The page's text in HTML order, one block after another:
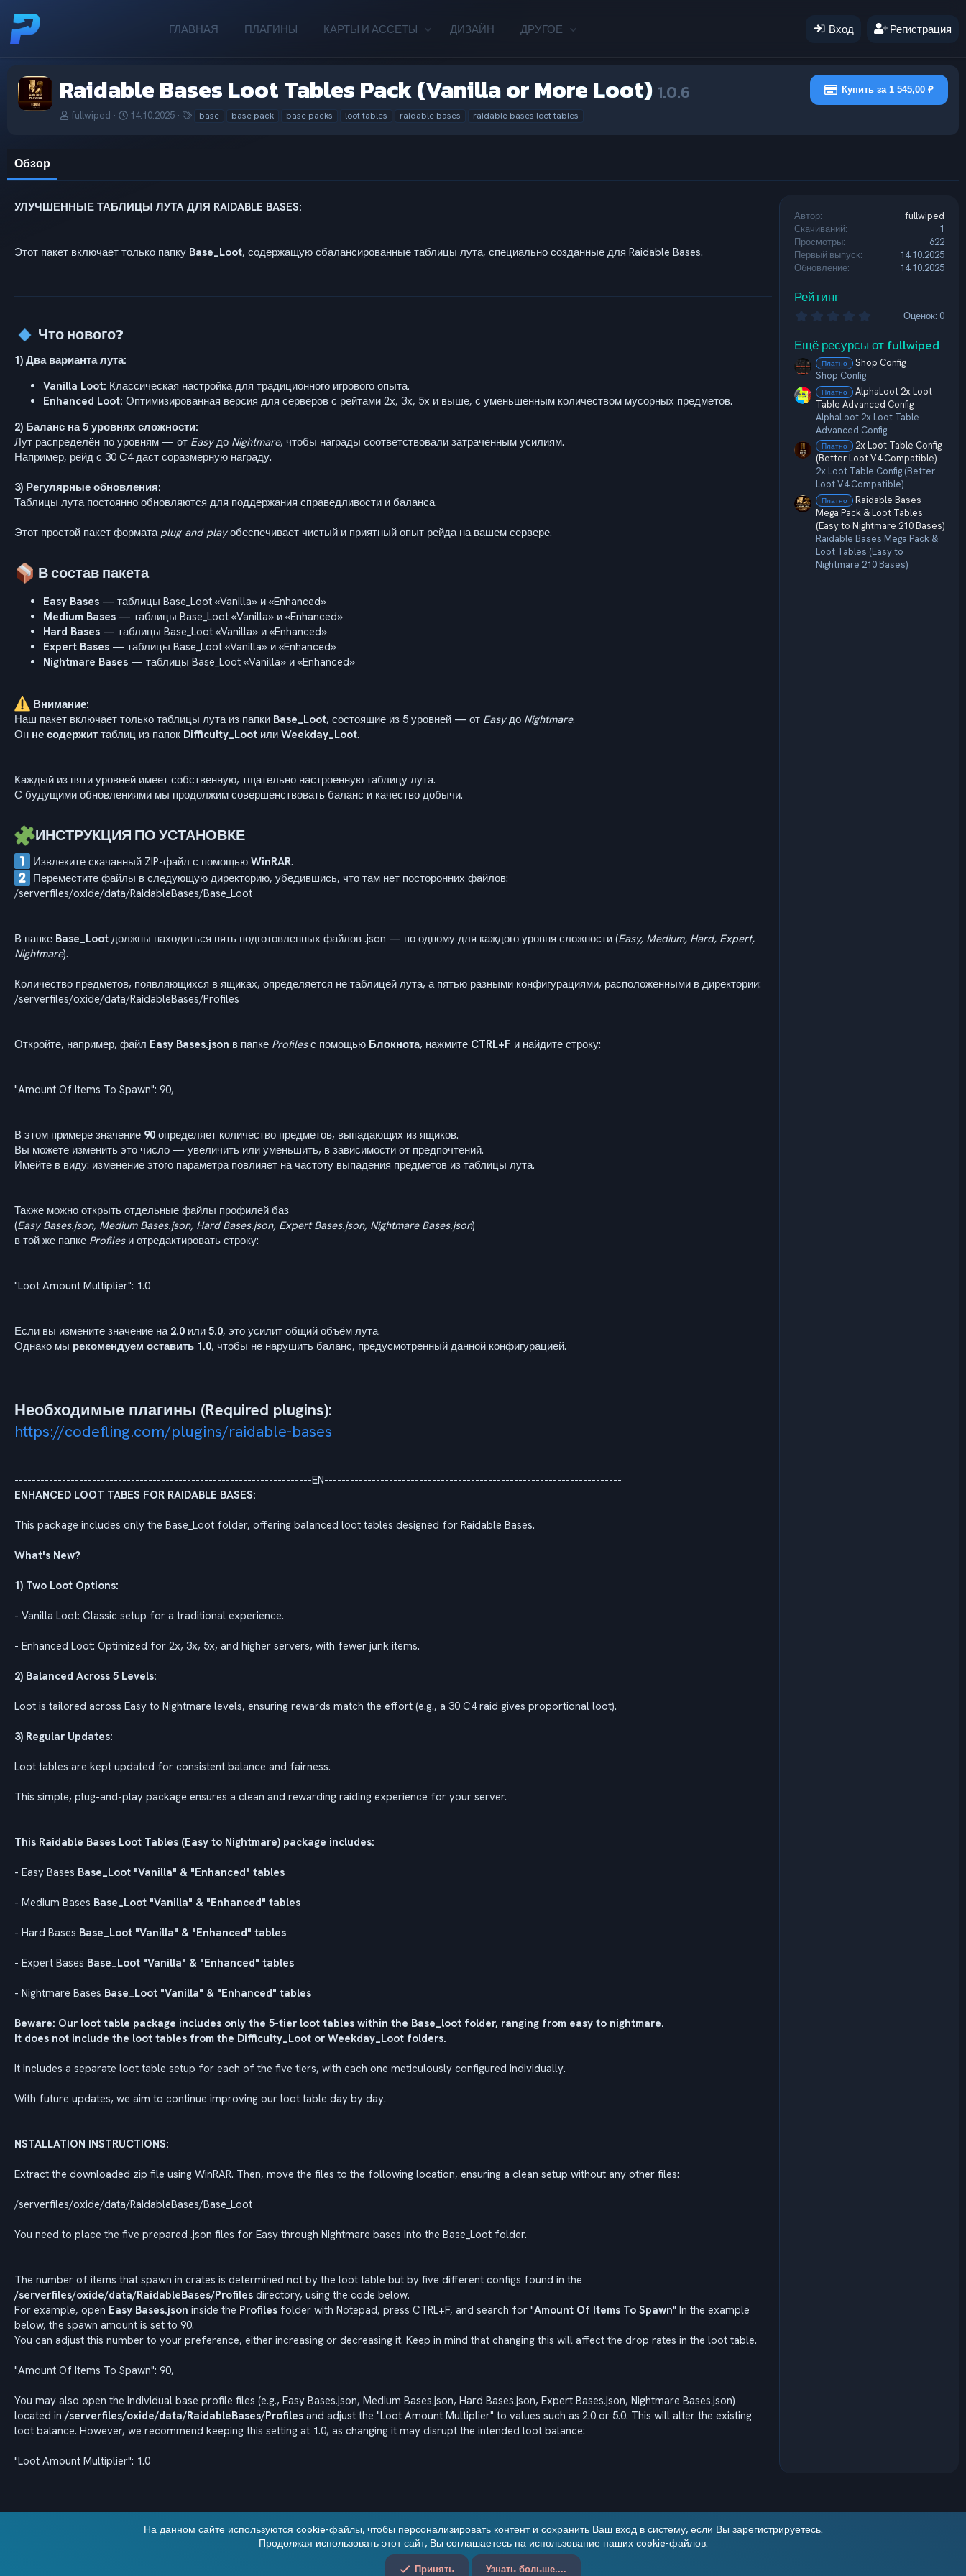
ГЛАВНАЯ ПЛАГИНЫ КАРТЫ И АССЕТЫ ДИЗАЙН ДРУГОЕ Вход Регистрация
Raidable Bases Loot Tables Pack (Vanilla or More Loot) 1.0.6 Купить за 1 545,00 ₽
А
fullwiped
Д
о
д
я
14.10.2025
Т base base pack base packs loot tables raidable bases raidable bases loot tables
Обзор
УЛУЧШЕННЫЕ ТАБЛИЦЫ ЛУТА ДЛЯ RAIDABLE BASES:
Этот пакет включает только папку Base_Loot, содержащую сбалансированные таблицы лута, специально созданные для Raidable Bases.
Что нового?​
1) Два варианта лута:
Vanilla Loot: Классическая настройка для традиционного игрового опыта.
Enhanced Loot: Оптимизированная версия для серверов с рейтами 2x, 3x, 5x и выше, с уменьшенным количеством мусорных предметов.
2) Баланс на 5 уровнях сложности:
Лут распределён по уровням — от Easyдо Nightmare, чтобы награды соответствовали затраченным усилиям.
Например, рейд с 30 C4 даст соразмерную награду.
3) Регулярные обновления:
Таблицы лута постоянно обновляются для поддержания справедливости и баланса.
Этот простой пакет формата plug-and-playобеспечивает чистый и приятный опыт рейда на вашем сервере.
В состав пакета​
Easy Bases — таблицы Base_Loot «Vanilla» и «Enhanced»
Medium Bases — таблицы Base_Loot «Vanilla» и «Enhanced»
Hard Bases — таблицы Base_Loot «Vanilla» и «Enhanced»
Expert Bases — таблицы Base_Loot «Vanilla» и «Enhanced»
Nightmare Bases — таблицы Base_Loot «Vanilla» и «Enhanced»
Внимание:
Наш пакет включает только таблицы лута из папки Base_Loot, состоящие из 5 уровней — от Easyдо Nightmare.
Он не содержит таблиц из папок Difficulty_Loot или Weekday_Loot.
Каждый из пяти уровней имеет собственную, тщательно настроенную таблицу лута.
С будущими обновлениями мы продолжим совершенствовать баланс и качество добычи.
ИНСТРУКЦИЯ ПО УСТАНОВКЕ
Извлеките скачанный ZIP-файл с помощью WinRAR.
Переместите файлы в следующую директорию, убедившись, что там нет посторонних файлов:
/serverfiles/oxide/data/RaidableBases/Base_Loot
В папке Base_Loot должны находиться пять подготовленных файлов .json — по одному для каждого уровня сложности (Easy, Medium, Hard, Expert,
Nightmare).
Количество предметов, появляющихся в ящиках, определяется не таблицей лута, а пятью разными конфигурациями, расположенными в директории:
/serverfiles/oxide/data/RaidableBases/Profiles
Откройте, например, файл Easy Bases.json в папке Profilesс помощью Блокнота, нажмите CTRL+F и найдите строку:
"Amount Of Items To Spawn": 90,
В этом примере значение 90 определяет количество предметов, выпадающих из ящиков.
Вы можете изменить это число — увеличить или уменьшить, в зависимости от предпочтений.
Имейте в виду: изменение этого параметра повлияет на частоту выпадения предметов из таблицы лута.
Также можно открыть отдельные файлы профилей баз
(Easy Bases.json, Medium Bases.json, Hard Bases.json, Expert Bases.json, Nightmare Bases.json)
в той же папке Profilesи отредактировать строку:
"Loot Amount Multiplier": 1.0
Если вы измените значение на 2.0 или 5.0, это усилит общий объём лута.
Однако мы рекомендуем оставить 1.0, чтобы не нарушить баланс, предусмотренный данной конфигурацией.
Необходимые плагины (Required plugins):
https://codefling.com/plugins/raidable-bases
---------------------------------------------------------------------EN---------------------------------------------------------------------
ENHANCED LOOT TABES FOR RAIDABLE BASES:
This package includes only the Base_Loot folder, offering balanced loot tables designed for Raidable Bases.
What's New?
1) Two Loot Options:
- Vanilla Loot: Classic setup for a traditional experience.
- Enhanced Loot: Optimized for 2x, 3x, 5x, and higher servers, with fewer junk items.
2) Balanced Across 5 Levels:
Loot is tailored across Easy to Nightmare levels, ensuring rewards match the effort (e.g., a 30 C4 raid gives proportional loot).
3) Regular Updates:
Loot tables are kept updated for consistent balance and fairness.
This simple, plug-and-play package ensures a clean and rewarding raiding experience for your server.
This Raidable Bases Loot Tables (Easy to Nightmare) package includes:
- Easy Bases Base_Loot "Vanilla" & "Enhanced" tables
- Medium Bases Base_Loot "Vanilla" & "Enhanced" tables
- Hard Bases Base_Loot "Vanilla" & "Enhanced" tables
- Expert Bases Base_Loot "Vanilla" & "Enhanced" tables
- Nightmare Bases Base_Loot "Vanilla" & "Enhanced" tables
Beware: Our loot table package includes only the 5-tier loot tables within the Base_loot folder, ranging from easy to nightmare.
It does not include the loot tables from the Difficulty_Loot or Weekday_Loot folders.
It includes a separate loot table setup for each of the five tiers, with each one meticulously configured individually.
With future updates, we aim to continue improving our loot table day by day.
NSTALLATION INSTRUCTIONS:
Extract the downloaded zip file using WinRAR. Then, move the files to the following location, ensuring a clean setup without any other files:
/serverfiles/oxide/data/RaidableBases/Base_Loot
You need to place the five prepared .json files for Easy through Nightmare bases into the Base_Loot folder.
The number of items that spawn in crates is determined not by the loot table but by five different configs found in the
/serverfiles/oxide/data/RaidableBases/Profiles directory, using the code below.
For example, open Easy Bases.json inside the Profiles folder with Notepad, press CTRL+F, and search for "Amount Of Items To Spawn" In the example
below, the spawn amount is set to 90.
You can adjust this number to your preference, either increasing or decreasing it. Keep in mind that changing this will affect the drop rates in the loot table.
"Amount Of Items To Spawn": 90,
You may also open the individual base profile files (e.g., Easy Bases.json, Medium Bases.json, Hard Bases.json, Expert Bases.json, Nightmare Bases.json)
located in /serverfiles/oxide/data/RaidableBases/Profiles and adjust the "Loot Amount Multiplier" to values such as 2.0 or 5.0. This will alter the existing
loot balance. However, we recommend keeping this setting at 1.0, as changing it may disrupt the intended loot balance:
"Loot Amount Multiplier": 1.0
Автор
fullwiped
Скачиваний
1
Просмотры
622
Первый выпуск
14.10.2025
Обновление
14.10.2025
Рейтинг
0
з
в
з
д
Оценок: 0
Ещё ресурсы от fullwiped
Платно
Shop Config
Shop Config
Платно
AlphaLoot 2x Loot
Table Advanced Config
AlphaLoot 2x Loot Table
Advanced Config
Платно
2x Loot Table Config
(Better Loot V4 Compatible)
2x Loot Table Config (Better
Loot V4 Compatible)
Платно
Raidable Bases
Mega Pack & Loot Tables
(Easy to Nightmare 210 Bases)
Raidable Bases Mega Pack &
Loot Tables (Easy to
Nightmare 210 Bases)
На данном сайте используются cookie-файлы, чтобы персонализировать контент и сохранить Ваш вход в систему, если Вы зарегистрируетесь.
Продолжая использовать этот сайт, Вы соглашаетесь на использование наших cookie-файлов.
Принять Узнать больше....